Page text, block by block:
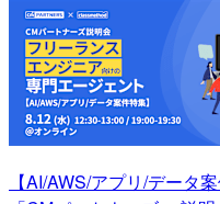
【AI/AWS/アプリ/データ